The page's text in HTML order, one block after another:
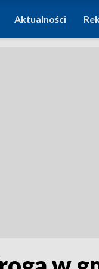
Aktualności